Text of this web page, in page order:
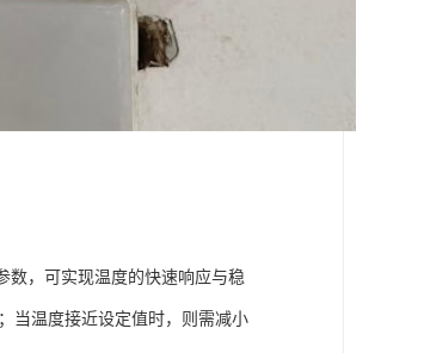
数，可实现温度的快速响应与稳
当温度接近设定值时，则需减小